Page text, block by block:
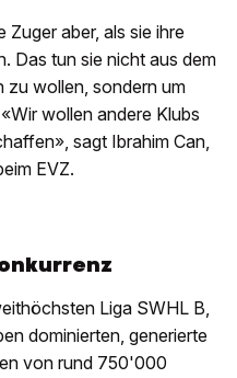
Zuger aber, als sie ihre
Das tun sie nicht aus dem
zu wollen, sondern um
wollen andere Klubs
sagt Ibrahim Can,
EVZ.
Liga SWHL B,
dominierten, generierte
von rund 750'000